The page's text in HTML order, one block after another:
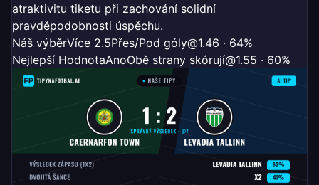
atraktivitu tiketu při zachování solidní
pravděpodobnosti úspěchu.
Náš výběrVíce 2.5Přes/Pod góly@1.46 · 64%
Nejlepší HodnotaAnoObě strany skórují@1.55 · 60%